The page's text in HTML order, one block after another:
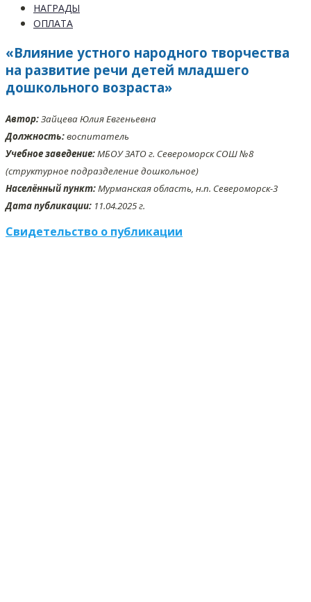
НАГРАДЫ
ОПЛАТА
«Влияние устного народного творчества
на развитие речи детей младшего
дошкольного возраста»
Автор:Зайцева Юлия Евгеньевна
Должность:воспитатель
Учебное заведение:МБОУ ЗАТО г. Североморск СОШ №8
(структурное подразделение дошкольное)
Населённый пункт:Мурманская область, н.п. Североморск-3
Дата публикации: 11.04.2025 г.
Свидетельство о публикации